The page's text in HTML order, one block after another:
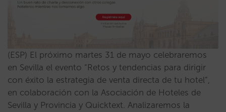
(ESP) El próximo martes 31 de mayo celebraremos
en Sevilla el evento “Retos y tendencias para dirigir
con éxito la estrategia de venta directa de tu hotel”,
en colaboración con la Asociación de Hoteles de
Sevilla y Provincia y Quicktext. Analizaremos la